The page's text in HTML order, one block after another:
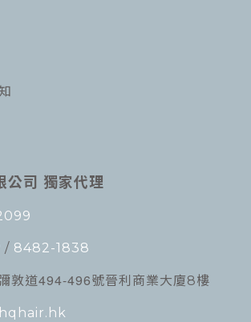
公司 獨家代理
/ 8482-1838
敦道494-496號晉利商業大廈8樓